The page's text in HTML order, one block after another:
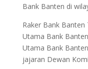
Bank Banten di
Raker Bank
Utama Bank
Utama Bank
jajaran Dewan